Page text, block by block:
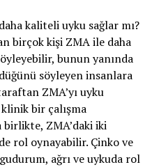
kaliteli uyku sağlar mı?
birçok kişi ZMA ile daha
bunun yanında
söyleyen insanlara
ZMA’yı uyku
bir çalışma
ZMA’daki iki
rol oynayabilir. Çinko ve
ağrı ve uykuda rol